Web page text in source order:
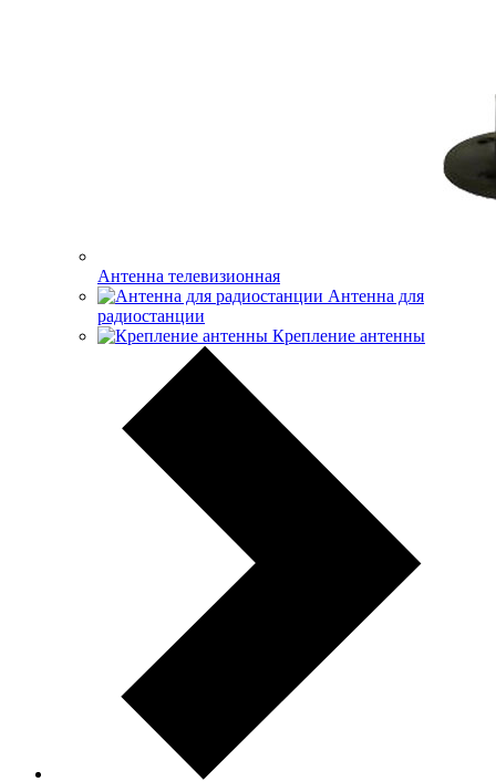
Антенна телевизионная
Антенна для
радиостанции
Крепление антенны